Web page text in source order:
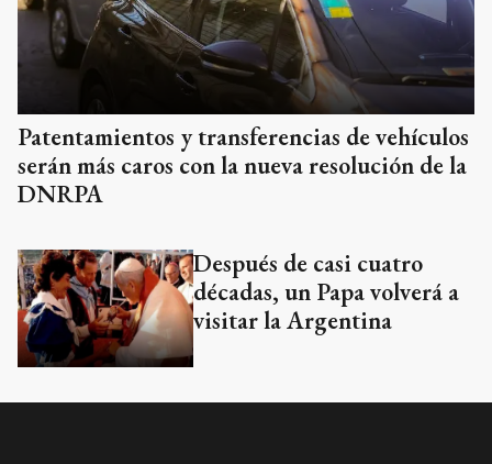
Patentamientos y transferencias de vehículos
serán más caros con la nueva resolución de la
DNRPA
Después de casi cuatro
décadas, un Papa volverá a
visitar la Argentina